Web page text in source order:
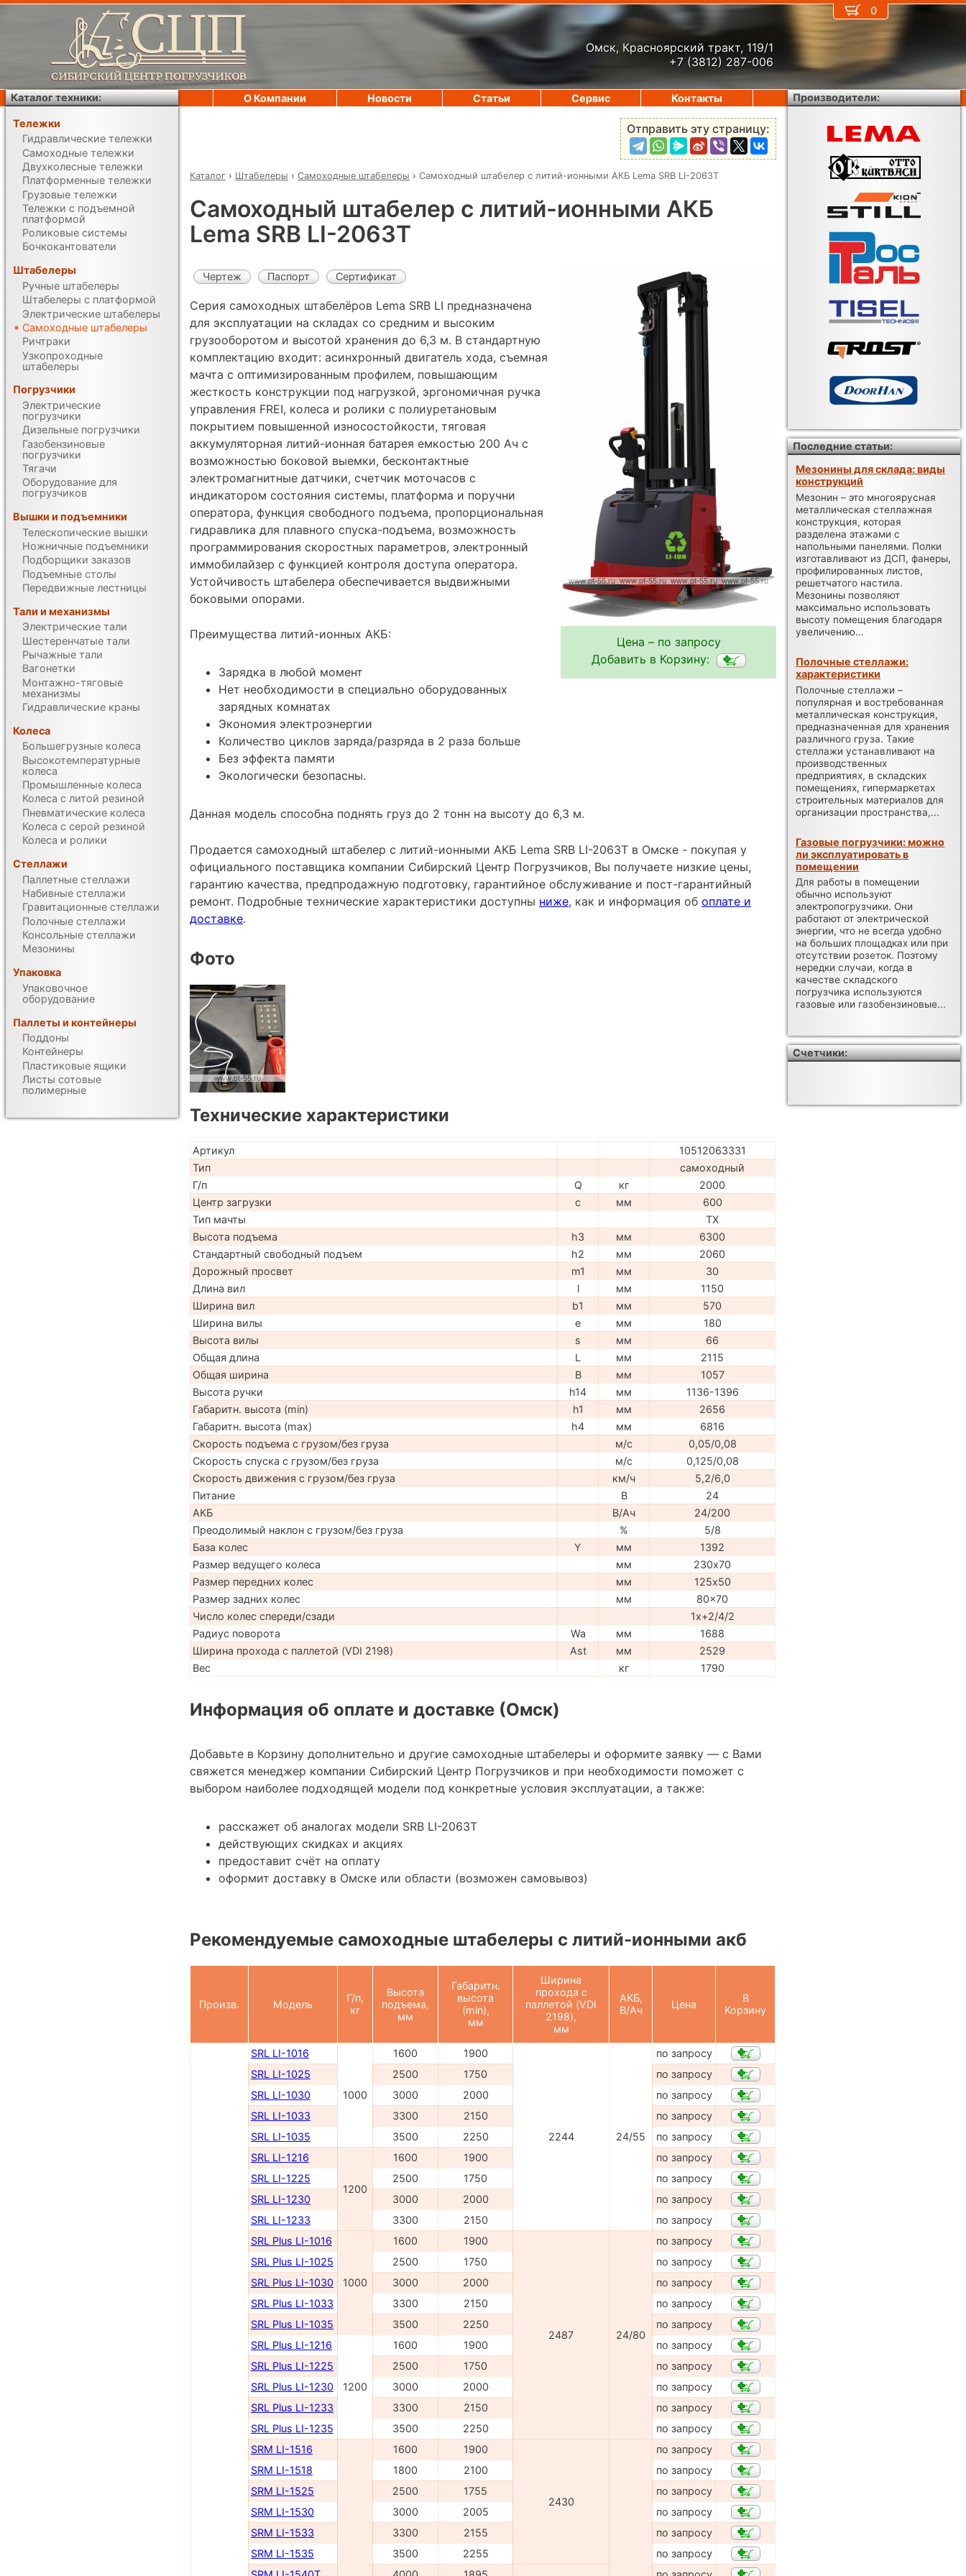
Омск, Красноярский тракт, 119/1
+7 (3812) 287-006
Отправить эту страницу:
Каталог › Штабелеры › Самоходные штабелеры › Самоходный штабелер с литий-ионными АКБ Lema SRB LI-2063Т
Самоходный штабелер с литий-ионными АКБ
Lema SRB LI-2063Т
Цена – по запросу
Добавить в Корзину:
Чертеж Паспорт Сертификат
Серия самоходных штабелёров Lema SRB LI предназначена
для эксплуатации на складах со средним и высоким
грузооборотом и высотой хранения до 6,3 м. В стандартную
комплектацию входит: асинхронный двигатель хода, съемная
мачта с оптимизированным профилем, повышающим
жесткость конструкции под нагрузкой, эргономичная ручка
управления FREI, колеса и ролики с полиуретановым
покрытием повышенной износостойкости, тяговая
аккумуляторная литий-ионная батарея емкостью 200 Ач с
возможностью боковой выемки, бесконтактные
электромагнитные датчики, счетчик моточасов с
индикатором состояния системы, платформа и поручни
оператора, функция свободного подъема, пропорциональная
гидравлика для плавного спуска-подъема, возможность
программирования скоростных параметров, электронный
иммобилайзер с функцией контроля доступа оператора.
Устойчивость штабелера обеспечивается выдвижными
боковыми опорами.
Преимущества литий-ионных АКБ:
Зарядка в любой момент
Нет необходимости в специально оборудованных
зарядных комнатах
Экономия электроэнергии
Количество циклов заряда/разряда в 2 раза больше
Без эффекта памяти
Экологически безопасны.
Данная модель способна поднять груз до 2 тонн на высоту до 6,3 м.
Продается самоходный штабелер с литий-ионными АКБ Lema SRB LI-2063Т в Омске - покупая у
официального поставщика компании Сибирский Центр Погрузчиков, Вы получаете низкие цены,
гарантию качества, предпродажную подготовку, гарантийное обслуживание и пост-гарантийный
ремонт. Подробные технические характеристики доступны ниже, как и информация об оплате и
доставке.
Фото
Технические характеристики
Артикул
10512063331
Тип
самоходный
Г/п
Q кг
2000
Центр загрузки
c мм
600
Тип мачты
TX
Высота подъема
h3 мм
6300
Стандартный свободный подъем
h2 мм
2060
Дорожный просвет
m1 мм
30
Длина вил
l мм
1150
Ширина вил
b1 мм
570
Ширина вилы
e мм
180
Высота вилы
s мм
66
Общая длина
L мм
2115
Общая ширина
B мм
1057
Высота ручки
h14 мм
1136-1396
Габаритн. высота (min)
h1 мм
2656
Габаритн. высота (max)
h4 мм
6816
Скорость подъема с грузом/без груза
м/с
0,05/0,08
Скорость спуска с грузом/без груза
м/с
0,125/0,08
Скорость движения с грузом/без груза
км/ч
5,2/6,0
Питание
В
24
АКБ
В/Ач
24/200
Преодолимый наклон с грузом/без груза
%
5/8
База колес
Y мм
1392
Размер ведущего колеса
мм
230х70
Размер передних колес
мм
125х50
Размер задних колес
мм
80x70
Число колес спереди/сзади
1x+2/4/2
Радиус поворота
Wa мм
1688
Ширина прохода с паллетой (VDI 2198)
Ast мм
2529
Вес
кг 1790
Информация об оплате и доставке (Омск)
Добавьте в Корзину дополнительно и другие самоходные штабелеры и оформите заявку — с Вами
свяжется менеджер компании Сибирский Центр Погрузчиков и при необходимости поможет с
выбором наиболее подходящей модели под конкретные условия эксплуатации, а также:
расскажет об аналогах модели SRB LI-2063Т
действующих скидках и акциях
предоставит счёт на оплату
оформит доставку в Омске или области (возможен самовывоз)
Рекомендуемые самоходные штабелеры с литий-ионными акб
Произв. Модель
Г/п,
кг
Высота
подъема,
мм
Габаритн.
высота
(min),
мм
Ширина
прохода с
паллетой (VDI
2198),
мм
АКБ,
В/Ач
Цена
В
Корзину
SRL LI-1016
1000
1600 1900
2244 24/55
по запросу
SRL LI-1025
2500 1750
по запросу
SRL LI-1030
3000 2000
по запросу
SRL LI-1033
3300 2150
по запросу
SRL LI-1035
3500 2250
по запросу
SRL LI-1216
1200
1600 1900
по запросу
SRL LI-1225
2500 1750
по запросу
SRL LI-1230
3000 2000
по запросу
SRL LI-1233
3300 2150
по запросу
SRL Plus LI-1016
1000
1600 1900
2487 24/80
по запросу
SRL Plus LI-1025
2500 1750
по запросу
SRL Plus LI-1030
3000 2000
по запросу
SRL Plus LI-1033
3300 2150
по запросу
SRL Plus LI-1035
3500 2250
по запросу
SRL Plus LI-1216
1200
1600 1900
по запросу
SRL Plus LI-1225
2500 1750
по запросу
SRL Plus LI-1230
3000 2000
по запросу
SRL Plus LI-1233
3300 2150
по запросу
SRL Plus LI-1235
3500 2250
по запросу
SRM LI-1516
1600 1900
2430
по запросу
SRM LI-1518
1800 2100
по запросу
SRM LI-1525
2500 1755
по запросу
SRM LI-1530
3000 2005
по запросу
SRM LI-1533
3300 2155
по запросу
SRM LI-1535
3500 2255
по запросу
0
О Компании Новости Статьи Сервис Контакты
Каталог техники:
Тележки
Гидравлические тележки
Самоходные тележки
Двухколесные тележки
Платформенные тележки
Грузовые тележки
Тележки с подъемной
платформой
Роликовые системы
Бочкокантователи
Штабелеры
Ручные штабелеры
Штабелеры с платформой
Электрические штабелеры
Самоходные штабелеры
Ричтраки
Узкопроходные
штабелеры
Погрузчики
Электрические
погрузчики
Дизельные погрузчики
Газобензиновые
погрузчики
Тягачи
Оборудование для
погрузчиков
Вышки и подъемники
Телескопические вышки
Ножничные подъемники
Подборщики заказов
Подъемные столы
Передвижные лестницы
Тали и механизмы
Электрические тали
Шестеренчатые тали
Рычажные тали
Вагонетки
Монтажно-тяговые
механизмы
Гидравлические краны
Колеса
Большегрузные колеса
Высокотемпературные
колеса
Промышленные колеса
Колеса с литой резиной
Пневматические колеса
Колеса с серой резиной
Колеса и ролики
Стеллажи
Паллетные стеллажи
Набивные стеллажи
Гравитационные стеллажи
Полочные стеллажи
Консольные стеллажи
Мезонины
Упаковка
Упаковочное
оборудование
Паллеты и контейнеры
Поддоны
Контейнеры
Пластиковые ящики
Листы сотовые
полимерные
Производители:
Последние статьи:
Мезонины для склада: виды
конструкций
Мезонин – это многоярусная
металлическая стеллажная
конструкция, которая
разделена этажами с
напольными панелями. Полки
изготавливают из ДСП, фанеры,
профилированных листов,
решетчатого настила.
Мезонины позволяют
максимально использовать
высоту помещения благодаря
увеличению...
Полочные стеллажи:
характеристики
Полочные стеллажи –
популярная и востребованная
металлическая конструкция,
предназначенная для хранения
различного груза. Такие
стеллажи устанавливают на
производственных
предприятиях, в складских
помещениях, гипермаркетах
строительных материалов для
организации пространства,...
Газовые погрузчики: можно
ли эксплуатировать в
помещении
Для работы в помещении
обычно используют
электропогрузчики. Они
работают от электрической
энергии, что не всегда удобно
на больших площадках или при
отсутствии розеток. Поэтому
нередки случаи, когда в
качестве складского
погрузчика используются
газовые или газобензиновые...
Счетчики: